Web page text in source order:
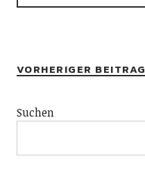
VORHERIGER BEITRAG
Suchen